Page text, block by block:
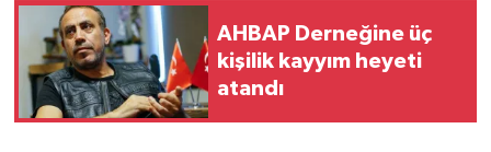
AHBAP Derneğine üç
kişilik kayyım heyeti
atandı